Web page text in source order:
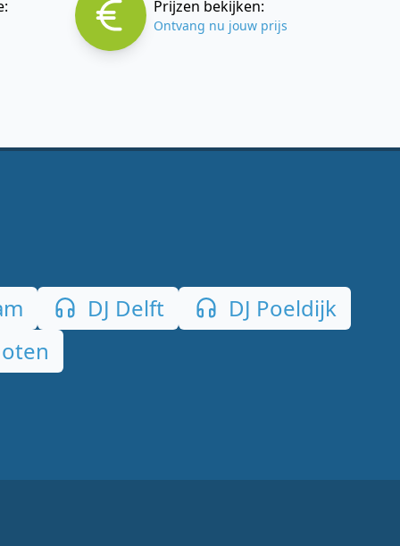
Prijzen bekijken:
Ontvang nu jouw prijs
DJ Delft
DJ Poeldijk